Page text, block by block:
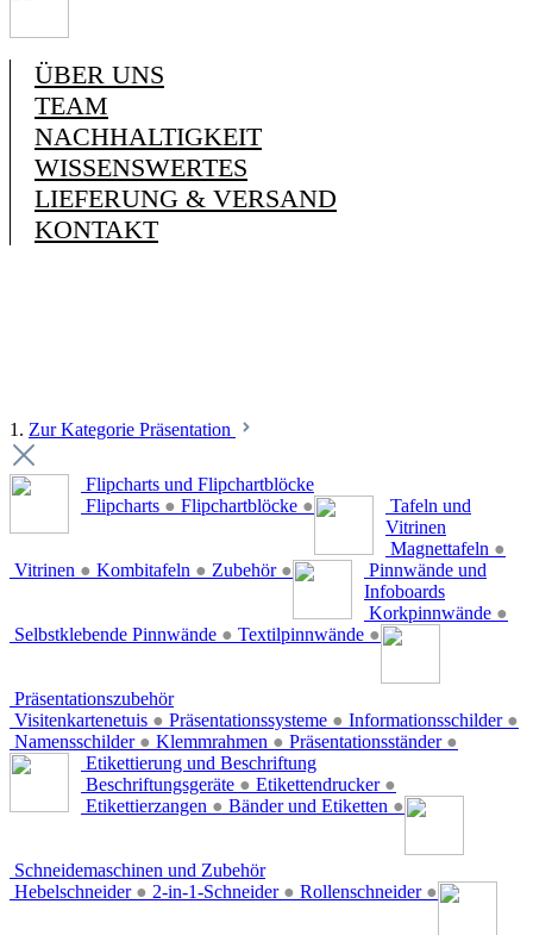
ÜBER UNS
TEAM
NACHHALTIGKEIT
WISSENSWERTES
LIEFERUNG & VERSAND
KONTAKT
1. Zur Kategorie Präsentation
Flipcharts und Flipchartblöcke
Flipcharts ● Flipchartblöcke ●
Tafeln und
Vitrinen
Magnettafeln ●
Vitrinen ● Kombitafeln ● Zubehör ●
Pinnwände und
Infoboards
Korkpinnwände ●
Selbstklebende Pinnwände ● Textilpinnwände ●
Präsentationszubehör
Visitenkartenetuis ● Präsentationssysteme ● Informationsschilder ●
Namensschilder ● Klemmrahmen ● Präsentationsständer ●
Etikettierung und Beschriftung
Beschriftungsgeräte ● Etikettendrucker ●
Etikettierzangen ● Bänder und Etiketten ●
Schneidemaschinen und Zubehör
Hebelschneider ● 2-in-1-Schneider ● Rollenschneider ●